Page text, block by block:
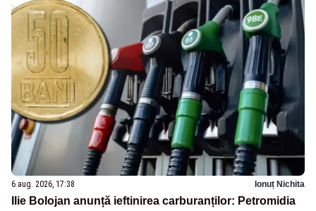
6 aug. 2026, 17:38 Ionuț Nichita
Ilie Bolojan anunță ieftinirea carburanților: Petromidia